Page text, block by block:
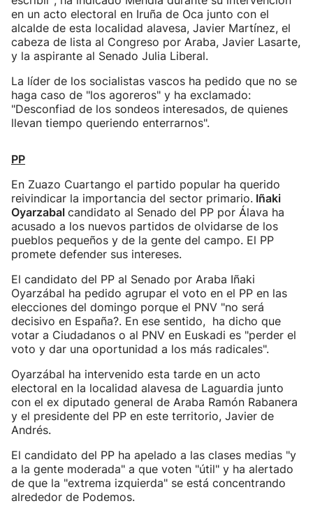
en un acto electoral en Iruña de Oca junto con el
alcalde de esta localidad alavesa, Javier Martínez, el
cabeza de lista al Congreso por Araba, Javier Lasarte,
y la aspirante al Senado Julia Liberal.
La líder de los socialistas vascos ha pedido que no se
haga caso de "los agoreros" y ha exclamado:
"Desconfiad de los sondeos interesados, de quienes
llevan tiempo queriendo enterrarnos".
PP
En Zuazo Cuartango el partido popular ha querido
reivindicar la importancia del sector primario. Iñaki
Oyarzabal candidato al Senado del PP por Álava ha
acusado a los nuevos partidos de olvidarse de los
pueblos pequeños y de la gente del campo. El PP
promete defender sus intereses.
El candidato del PP al Senado por Araba Iñaki
Oyarzábal ha pedido agrupar el voto en el PP en las
elecciones del domingo porque el PNV "no será
decisivo en España?. En ese sentido, ha dicho que
votar a Ciudadanos o al PNV en Euskadi es "perder el
voto y dar una oportunidad a los más radicales".
Oyarzábal ha intervenido esta tarde en un acto
electoral en la localidad alavesa de Laguardia junto
con el ex diputado general de Araba Ramón Rabanera
y el presidente del PP en este territorio, Javier de
Andrés.
El candidato del PP ha apelado a las clases medias "y
a la gente moderada" a que voten "útil" y ha alertado
de que la "extrema izquierda" se está concentrando
alrededor de Podemos.